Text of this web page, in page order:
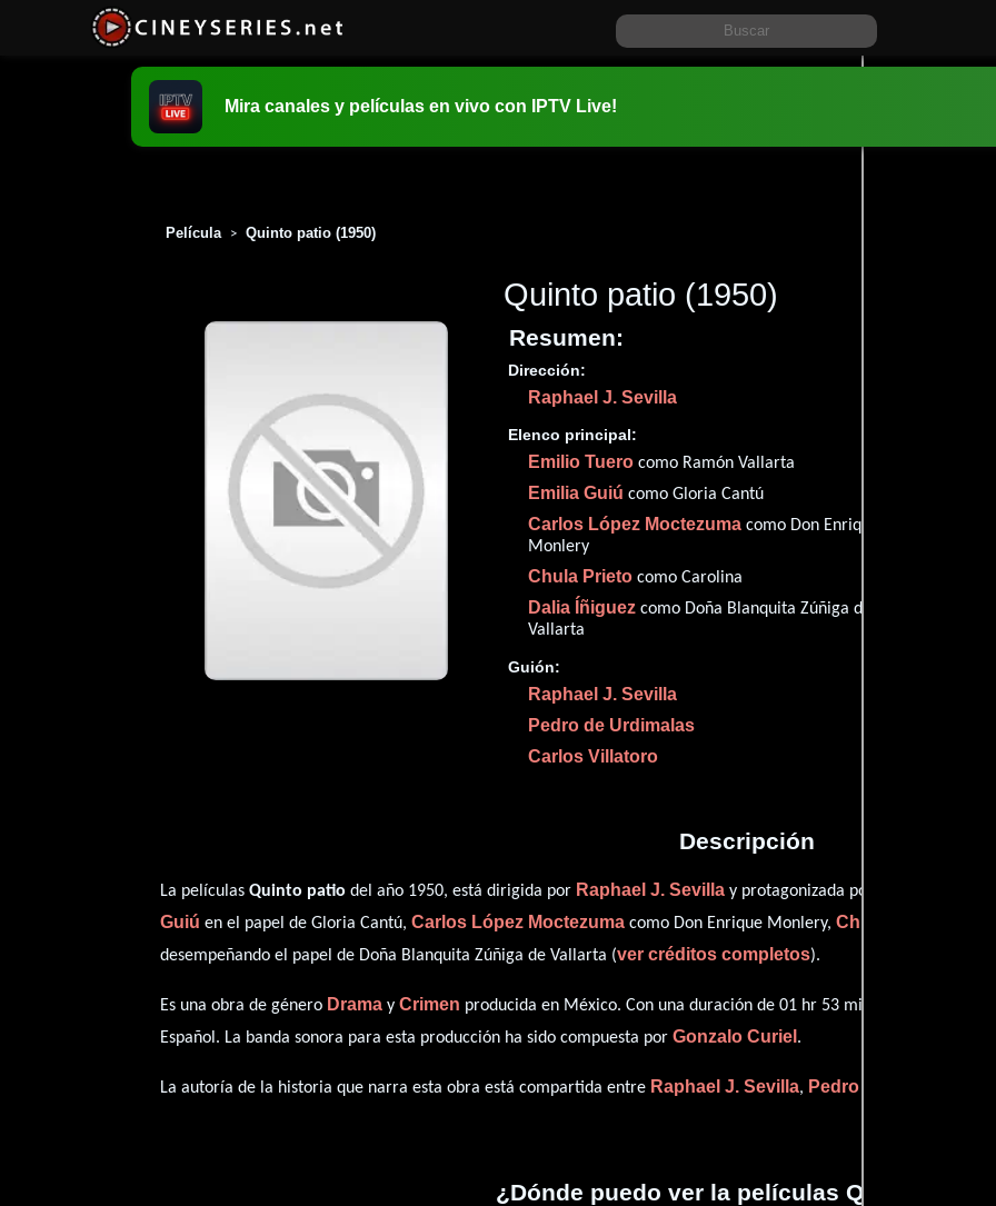
Mira canales y películas en vivo con IPTV Live!
Película > Quinto patio (1950)
Quinto patio (1950)
Resumen:
Dirección:
Raphael J. Sevilla
Elenco principal:
Emilio Tuero como Ramón Vallarta
Emilia Guiú como Gloria Cantú
Carlos López Moctezuma como Don Enrique
Monlery
Chula Prieto como Carolina
Dalia Íñiguez como Doña Blanquita Zúñiga de
Vallarta
Guión:
Raphael J. Sevilla
Pedro de Urdimalas
Carlos Villatoro
Descripción
La películasQuinto patio del año 1950, está dirigida por Raphael J. Sevilla y protagonizada por
Guiú en el papel de Gloria Cantú,Carlos López Moctezuma como Don Enrique Monlery,Chula Prieto
desempeñando el papel de Doña Blanquita Zúñiga de Vallarta (ver créditos completos).
Es una obra de género Drama yCrimen producida en México. Con una duración de 01 hr 53 min (113 minutos),
Español . La banda sonora para esta producción ha sido compuesta porGonzalo Curiel .
La autoría de la historia que narra esta obra está compartida entre Raphael J. Sevilla, Pedro de Urdimalas
¿Dónde puedo ver la películas Quinto